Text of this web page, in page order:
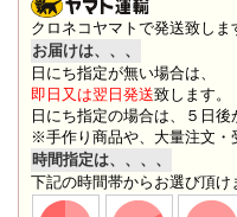
クロネコヤマトで発送致しま
お届けは、、、
日にち指定が無い場合は、
即日又は翌日発送致します。
日にち指定の場合は、５日後
※手作り商品や、大量注文・
時間指定は、、、、
下記の時間帯からお選び頂け